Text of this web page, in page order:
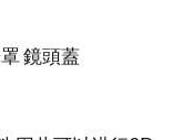
鏡頭蓋